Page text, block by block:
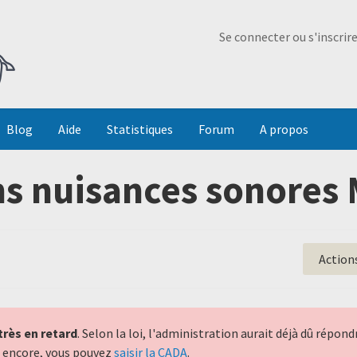
Se connecter ou s'inscrire
Blog Aide Statistiques Forum A propos
nuisances sonores
en retard. Selon la loi, l'administration aurait déjà dû
vous pouvez saisir la CADA.